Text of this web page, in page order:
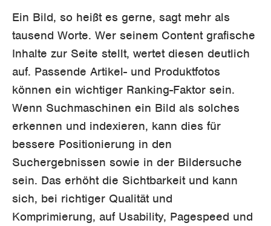
Ein Bild, so heißt es gerne, sagt mehr als
tausend Worte. Wer seinem Content grafische
Inhalte zur Seite stellt, wertet diesen deutlich
auf. Passende Artikel- und Produktfotos
können ein wichtiger Ranking-Faktor sein.
Wenn Suchmaschinen ein Bild als solches
erkennen und indexieren, kann dies für
bessere Positionierung in den
Suchergebnissen sowie in der Bildersuche
sein. Das erhöht die Sichtbarkeit und kann
sich, bei richtiger Qualität und
Komprimierung, auf Usability, Pagespeed und